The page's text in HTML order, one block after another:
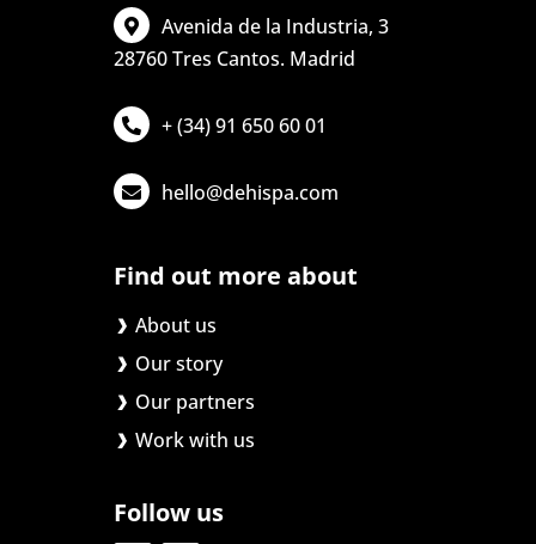
Avenida de la Industria, 3
28760 Tres Cantos. Madrid
+ (34) 91 650 60 01
hello@dehispa.com
Find out more about
About us
Our story
Our partners
Work with us
Follow us